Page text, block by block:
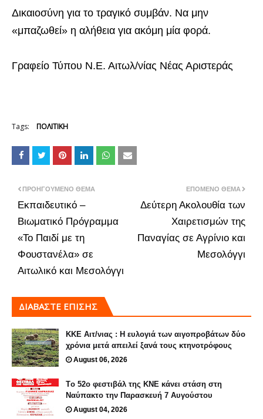
Δικαιοσύνη για το τραγικό συμβάν. Να μην
«μπαζωθεί» η αλήθεια για ακόμη μία φορά.
Γραφείο Τύπου Ν.Ε. Αιτωλ/νίας Νέας Αριστεράς
Tags: ΠΟΛΙΤΙΚΗ
ΕΠΌΜΕΝΟ ΘΈΜΑ
Δεύτερη Ακολουθία των
Χαιρετισμών της
Παναγίας σε Αγρίνιο και
Μεσολόγγι
ΠΡΟΗΓΟΎΜΕΝΟ ΘΈΜΑ
Εκπαιδευτικό –
Βιωματικό Πρόγραμμα
«Το Παιδί με τη
Φουστανέλα» σε
Αιτωλικό και Μεσολόγγι
ΔΙΑΒΑΣΤΕ ΕΠΙΣΗΣ
ΚΚΕ Αιτ/νιας : Η ευλογιά των αιγοπροβάτων δύο
χρόνια μετά απειλεί ξανά τους κτηνοτρόφους
August 06, 2026
Tο 52ο φεστιβάλ της ΚΝΕ κάνει στάση στη
Ναύπακτο την Παρασκευή 7 Αυγούστου
August 04, 2026